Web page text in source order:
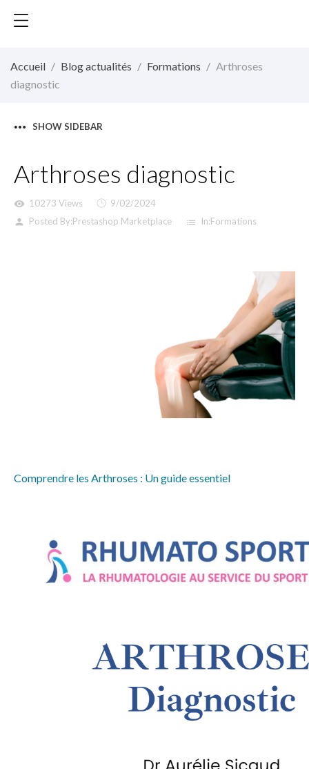
Accueil Blog actualités Formations
Arthroses
diagnostic
SHOW SIDEBAR
Arthroses diagnostic
visibility 10273 Views
9/02/2024
person
Posted By:Prestashop Marketplace list In:Formations
Comprendre les Arthroses : Un guide essentiel